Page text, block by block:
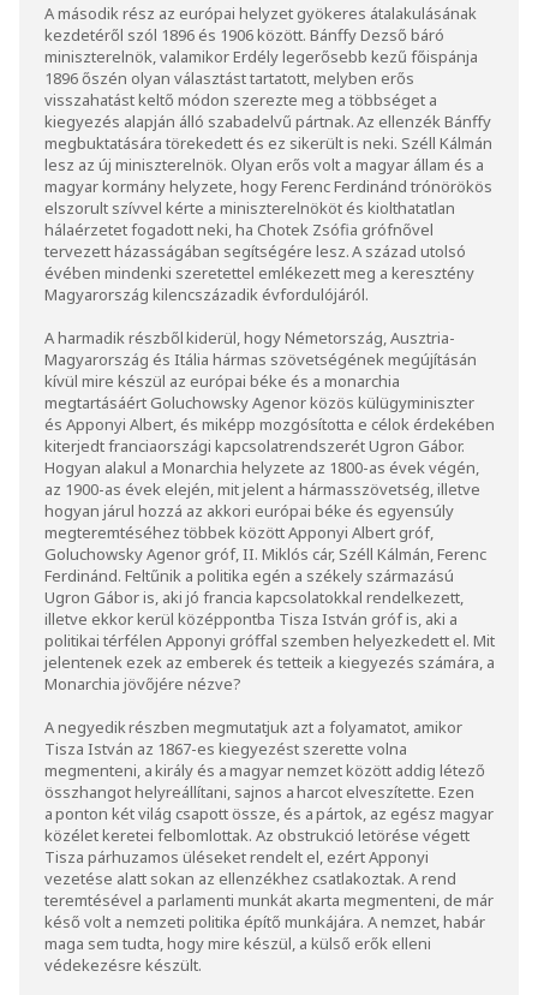
A második rész az európai helyzet gyökeres átalakulásának
kezdetéről szól 1896 és 1906 között. Bánffy Dezső báró
miniszterelnök, valamikor Erdély legerősebb kezű főispánja
1896 őszén olyan választást tartatott, melyben erős
visszahatást keltő módon szerezte meg a többséget a
kiegyezés alapján álló szabadelvű pártnak. Az ellenzék Bánffy
megbuktatására törekedett és ez sikerült is neki. Széll Kálmán
lesz az új miniszterelnök. Olyan erős volt a magyar állam és a
magyar kormány helyzete, hogy Ferenc Ferdinánd trónörökös
elszorult szívvel kérte a miniszterelnököt és kiolthatatlan
hálaérzetet fogadott neki, ha Chotek Zsófia grófnővel
tervezett házasságában segítségére lesz. A század utolsó
évében mindenki szeretettel emlékezett meg a keresztény
Magyarország kilencszázadik évfordulójáról.
A harmadik részből kiderül, hogy Németország, Ausztria-
Magyarország és Itália hármas szövetségének megújításán
kívül mire készül az európai béke és a monarchia
megtartásáért Goluchowsky Agenor közös külügyminiszter
és Apponyi Albert, és miképp mozgósította e célok érdekében
kiterjedt franciaországi kapcsolatrendszerét Ugron Gábor.
Hogyan alakul a Monarchia helyzete az 1800-as évek végén,
az 1900-as évek elején, mit jelent a hármasszövetség, illetve
hogyan járul hozzá az akkori európai béke és egyensúly
megteremtéséhez többek között Apponyi Albert gróf,
Goluchowsky Agenor gróf, II. Miklós cár, Széll Kálmán, Ferenc
Ferdinánd. Feltűnik a politika egén a székely származású
Ugron Gábor is, aki jó francia kapcsolatokkal rendelkezett,
illetve ekkor kerül középpontba Tisza István gróf is, aki a
politikai térfélen Apponyi gróffal szemben helyezkedett el. Mit
jelentenek ezek az emberek és tetteik a kiegyezés számára, a
Monarchia jövőjére nézve?
A negyedik részben megmutatjuk azt a folyamatot, amikor
Tisza István az 1867-es kiegyezést szerette volna
megmenteni, a király és a magyar nemzet között addig létező
összhangot helyreállítani, sajnos a harcot elveszítette. Ezen
a ponton két világ csapott össze, és a pártok, az egész magyar
közélet keretei felbomlottak. Az obstrukció letörése végett
Tisza párhuzamos üléseket rendelt el, ezért Apponyi
vezetése alatt sokan az ellenzékhez csatlakoztak. A rend
teremtésével a parlamenti munkát akarta megmenteni, de már
késő volt a nemzeti politika építő munkájára. A nemzet, habár
maga sem tudta, hogy mire készül, a külső erők elleni
védekezésre készült.